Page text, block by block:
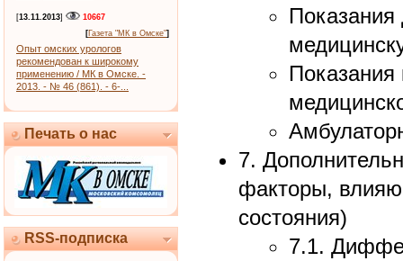
[13.11.2013]
10667
[Газета "МК в Омске"]
Опыт омских урологов
рекомендован к широкому
применению / МК в Омске. -
2013. - № 46 (861). - 6-...
Печать о нас
RSS-подписка
Показания
Показания
7.
факторы,
состояния)
7.1.